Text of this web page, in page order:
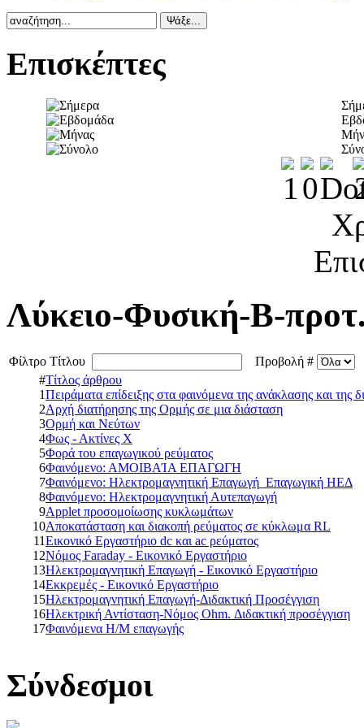
Επισκέπτες
Λύκειο-Φυσική-Β-
Φίλτρο Τίτλου
Προβολή #
#Τίτλος άρθρου
1Πειράματα επίδειξης στα φαινόμενα της ανάκλασης και της
2Αρχή διατήρησης της Ορμής σε μια διάσταση
3Ορμή και Νεύτων
4Φως - Ακτίνες Χ
5Φορά του επαγωγικού ρεύματος
6Φαινόμενο: ΑΜΟΙΒΑΊΑ ΕΠΑΓΩΓΗ
7Φαινόμενο: Ηλεκτρομαγνητική Επαγωγή_Επαγωγική ΗΕΔ
8Φαινόμενο: Ηλεκτρομαγνητική Αυτεπαγωγή
9Applet προσομοίωσης κυκλωμάτων
10Αποκατάσταση και διακοπή ρεύματος σε κύκλωμα RL
11Εικονικό Εργαστήριο dc και ac ρεύματος
12Νόμος Faraday - Εικονικό Εργαστήριο
13Ηλεκτρομαγνητική Επαγωγή - Εικονικό Εργαστήριο
14Εκκρεμές - Εικονικό Εργαστήριο
15Ηλεκτρομαγνητική Επαγωγή-Διδακτική Προσέγγιση
16Ηλεκτρική Αντίσταση-Νόμος Ohm. Διδακτική προσέγγιση
17Φαινόμενα Η/Μ επαγωγής
Σύνδεσμοι